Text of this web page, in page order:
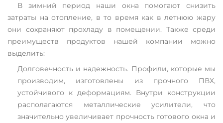
В зимний период наши окна помогают снизить
затраты на отопление, в то время как в летнюю жару
они сохраняют прохладу в помещении. Также среди
преимуществ продуктов нашей компании можно
выделить:
Долговечность и надежность. Профили, которые мы
производим, изготовлены из прочного ПВХ,
устойчивого к деформациям. Внутри конструкции
располагаются металлические усилители, что
значительно увеличивает прочность готового окна и